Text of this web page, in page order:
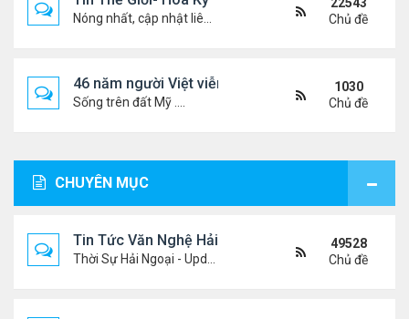
Chủ đề
46 năm người Việt viễn xứ
Sống trên đất Mỹ ....
1030
Chủ đề
CHUYÊN MỤC
Tin Tức Văn Nghệ Hải Ngoại
49528
Chủ đề